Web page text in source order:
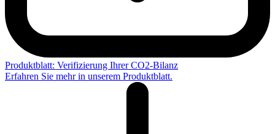
Produktblatt: Verifizierung Ihrer CO2-Bilanz
Erfahren Sie mehr in unserem Produktblatt.